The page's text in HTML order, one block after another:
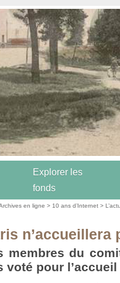
Explorer les
fonds
en ligne > 10 ans d’Internet >
n’accueillera
membres du
voté pour